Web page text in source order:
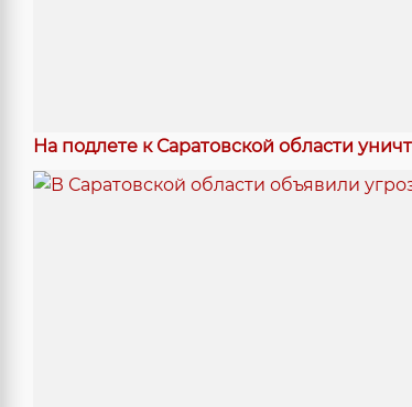
На подлете к Саратовской области